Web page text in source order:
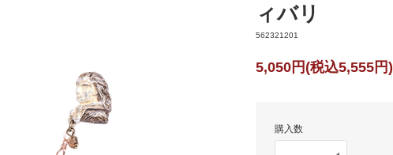
ィバリ
562321201
5,050円(税込5,555円)
購入数